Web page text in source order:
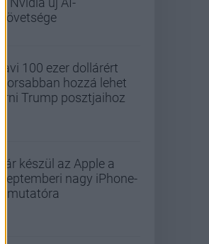
szövetsége
Havi 100 ezer dollárért
gyorsabban hozzá lehet
férni Trump posztjaihoz
Már készül az Apple a
szeptemberi nagy iPhone-
bemutatóra